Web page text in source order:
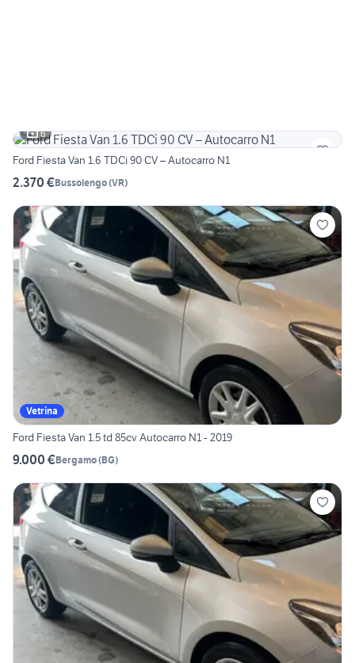
6
Ford Fiesta Van 1.6 TDCi 90 CV – Autocarro N1
2.370 €Bussolengo(VR)
Vetrina
Ford Fiesta Van 1.5 td 85cv Autocarro N1 - 2019
9.000 €Bergamo(BG)